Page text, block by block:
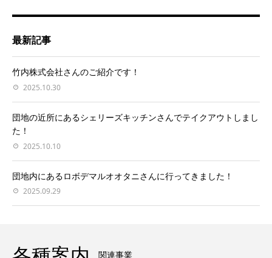
最新記事
竹内株式会社さんのご紹介です！
2025.10.30
団地の近所にあるシェリーズキッチンさんでテイクアウトしまし
た！
2025.10.10
団地内にあるロボデマルオオタニさんに行ってきました！
2025.09.29
関連事業